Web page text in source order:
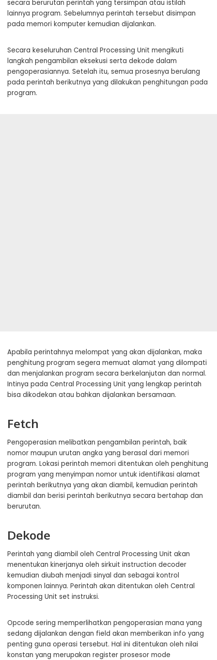
secara berurutan perintah yang tersimpan atau istilah
lainnya program. Sebelumnya perintah tersebut disimpan
pada memori komputer kemudian dijalankan.
Secara keseluruhan Central Processing Unit mengikuti
langkah pengambilan eksekusi serta dekode dalam
pengoperasiannya. Setelah itu, semua prosesnya berulang
pada perintah berikutnya yang dilakukan penghitungan pada
program.
Apabila perintahnya melompat yang akan dijalankan, maka
penghitung program segera memuat alamat yang dilompati
dan menjalankan program secara berkelanjutan dan normal.
Intinya pada Central Processing Unit yang lengkap perintah
bisa dikodekan atau bahkan dijalankan bersamaan.
Fetch
Pengoperasian melibatkan pengambilan perintah, baik
nomor maupun urutan angka yang berasal dari memori
program. Lokasi perintah memori ditentukan oleh penghitung
program yang menyimpan nomor untuk identifikasi alamat
perintah berikutnya yang akan diambil, kemudian perintah
diambil dan berisi perintah berikutnya secara bertahap dan
berurutan.
Dekode
Perintah yang diambil oleh Central Processing Unit akan
menentukan kinerjanya oleh sirkuit instruction decoder
kemudian diubah menjadi sinyal dan sebagai kontrol
komponen lainnya. Perintah akan ditentukan oleh Central
Processing Unit set instruksi.
Opcode sering memperlihatkan pengoperasian mana yang
sedang dijalankan dengan field akan memberikan info yang
penting guna operasi tersebut. Hal ini ditentukan oleh nilai
konstan yang merupakan register prosesor mode